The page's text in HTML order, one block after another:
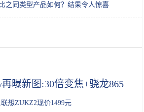
之同类型产品如何？结果令人惊喜
曝新图:30倍变焦+骁龙865
想ZUKZ2现价1499元